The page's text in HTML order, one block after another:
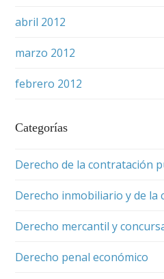
abril 2012
marzo 2012
febrero 2012
Categorías
Derecho de la contratación
Derecho inmobiliario y de la
Derecho mercantil y
Derecho penal económico